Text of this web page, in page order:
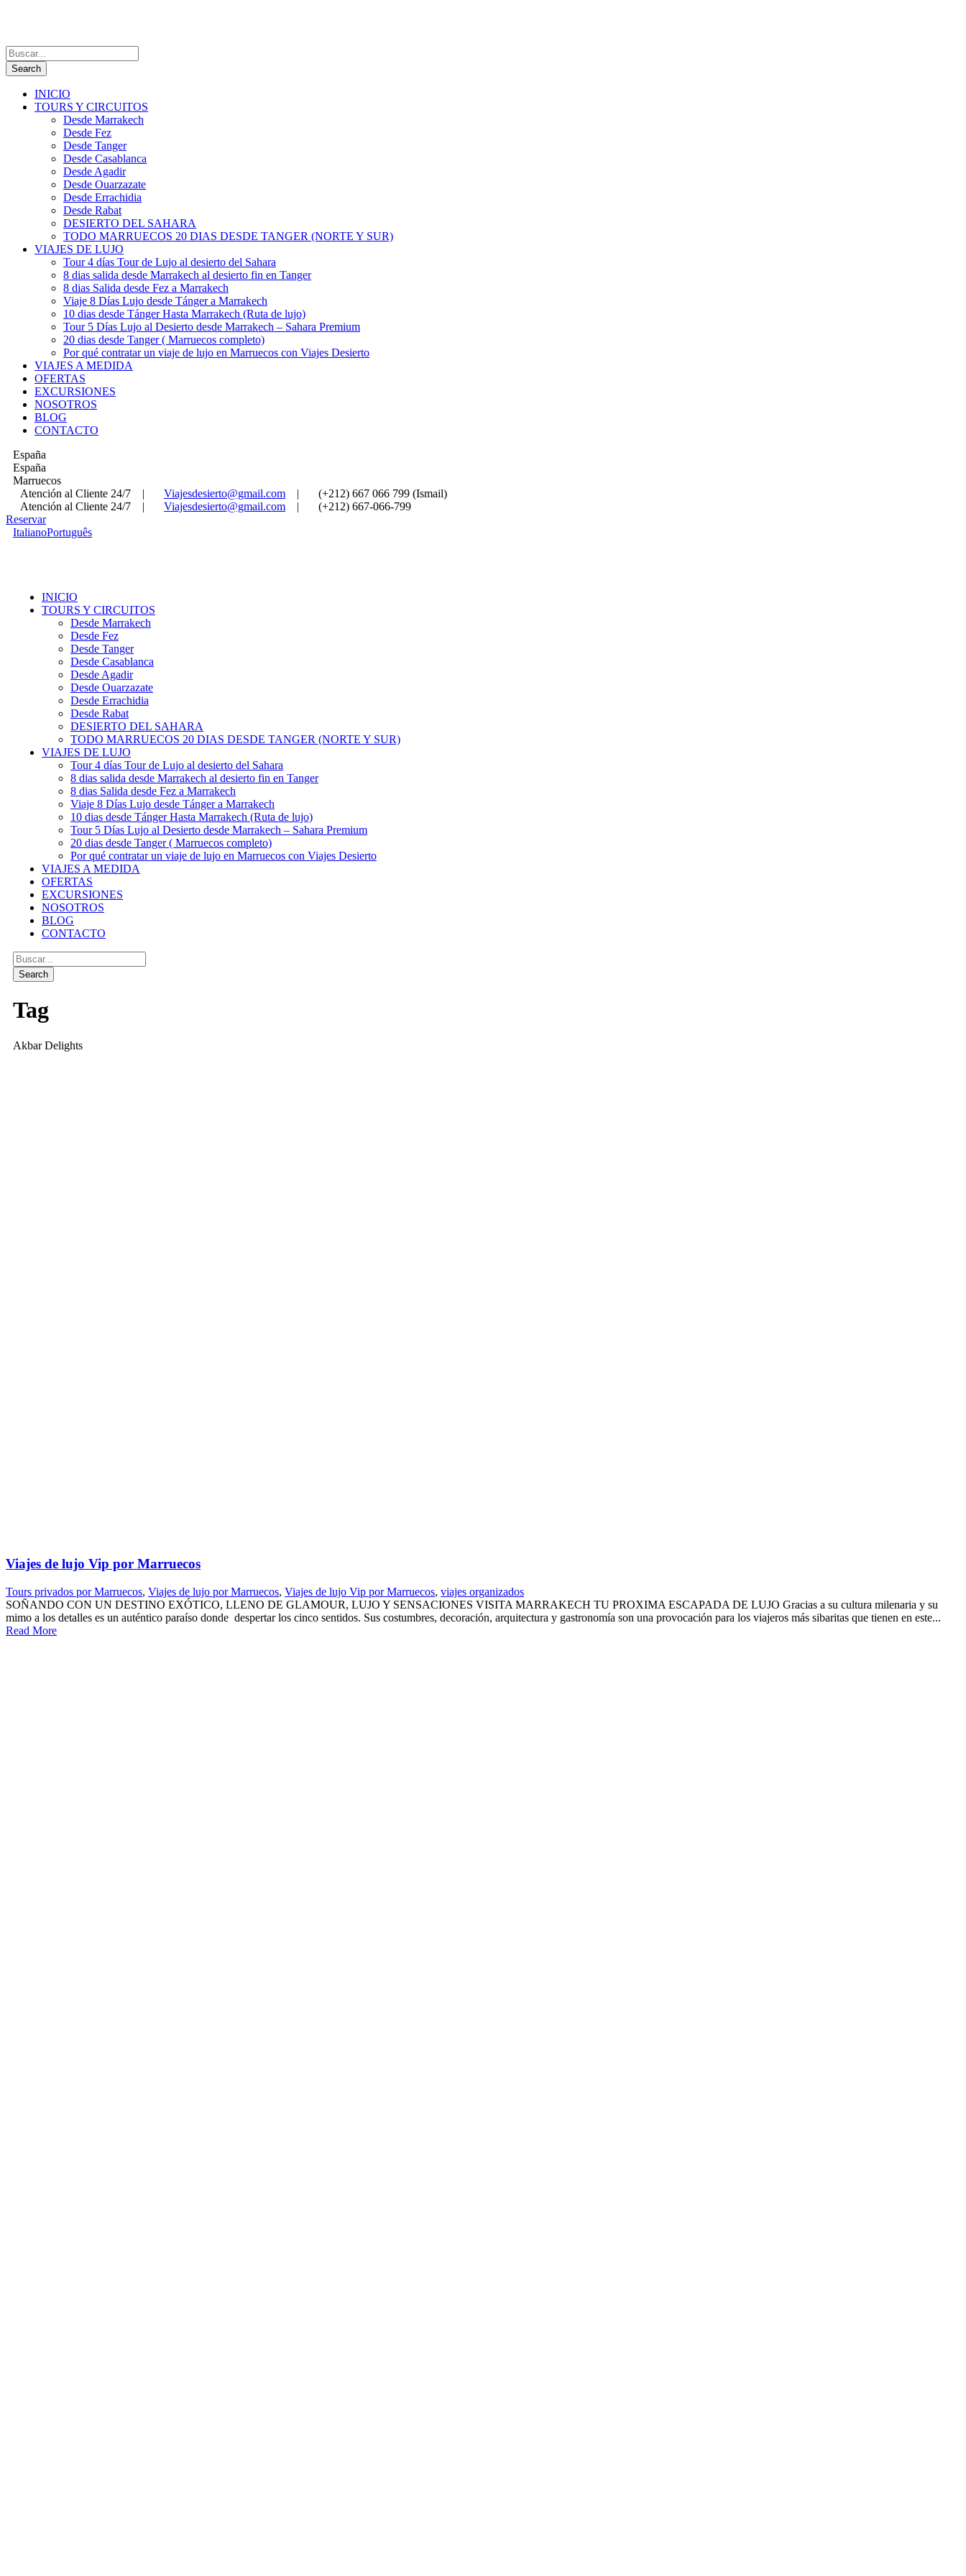
INICIO
TOURS Y CIRCUITOS
Desde Marrakech
Desde Fez
Desde Tanger
Desde Casablanca
Desde Agadir
Desde Ouarzazate
Desde Errachidia
Desde Rabat
DESIERTO DEL SAHARA
TODO MARRUECOS 20 DIAS DESDE TANGER (NORTE Y SUR)
VIAJES DE LUJO
Tour 4 días Tour de Lujo al desierto del Sahara
8 dias salida desde Marrakech al desierto fin en Tanger
8 dias Salida desde Fez a Marrakech
Viaje 8 Días Lujo desde Tánger a Marrakech
10 dias desde Tánger Hasta Marrakech (Ruta de lujo)
Tour 5 Días Lujo al Desierto desde Marrakech – Sahara Premium
20 dias desde Tanger ( Marruecos completo)
Por qué contratar un viaje de lujo en Marruecos con Viajes Desierto
VIAJES A MEDIDA
OFERTAS
EXCURSIONES
NOSOTROS
BLOG
CONTACTO
España
España
Marruecos
Atención al Cliente 24/7
| Viajesdesierto@gmail.com |
(+212) 667 066 799 (Ismail)
Atención al Cliente 24/7
| Viajesdesierto@gmail.com |
(+212) 667-066-799
Reservar
ItalianoPortuguês
INICIO
TOURS Y CIRCUITOS
Desde Marrakech
Desde Fez
Desde Tanger
Desde Casablanca
Desde Agadir
Desde Ouarzazate
Desde Errachidia
Desde Rabat
DESIERTO DEL SAHARA
TODO MARRUECOS 20 DIAS DESDE TANGER (NORTE Y SUR)
VIAJES DE LUJO
Tour 4 días Tour de Lujo al desierto del Sahara
8 dias salida desde Marrakech al desierto fin en Tanger
8 dias Salida desde Fez a Marrakech
Viaje 8 Días Lujo desde Tánger a Marrakech
10 dias desde Tánger Hasta Marrakech (Ruta de lujo)
Tour 5 Días Lujo al Desierto desde Marrakech – Sahara Premium
20 dias desde Tanger ( Marruecos completo)
Por qué contratar un viaje de lujo en Marruecos con Viajes Desierto
VIAJES A MEDIDA
OFERTAS
EXCURSIONES
NOSOTROS
BLOG
CONTACTO
Tag
Akbar Delights
Viajes de lujo Vip por Marruecos
Tours privados por Marruecos, Viajes de lujo por Marruecos, Viajes de lujo Vip por Marruecos, viajes organizados
SOÑANDO CON UN DESTINO EXÓTICO, LLENO DE GLAMOUR, LUJO Y SENSACIONES VISITA MARRAKECH TU PROXIMA ESCAPADA DE LUJO Gracias a su cultura milenaria y su
mimo a los detalles es un auténtico paraíso donde despertar los cinco sentidos. Sus costumbres, decoración, arquitectura y gastronomía son una provocación para los viajeros más sibaritas que tienen en este...
Read More